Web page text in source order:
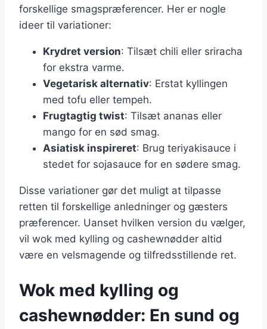
forskellige smagspræferencer. Her er nogle
ideer til variationer:
Krydret version: Tilsæt chili eller sriracha
for ekstra varme.
Vegetarisk alternativ: Erstat kyllingen
med tofu eller tempeh.
Frugtagtig twist: Tilsæt ananas eller
mango for en sød smag.
Asiatisk inspireret: Brug teriyakisauce i
stedet for sojasauce for en sødere smag.
Disse variationer gør det muligt at tilpasse
retten til forskellige anledninger og gæsters
præferencer. Uanset hvilken version du vælger,
vil wok med kylling og cashewnødder altid
være en velsmagende og tilfredsstillende ret.
Wok med kylling og
cashewnødder: En sund og